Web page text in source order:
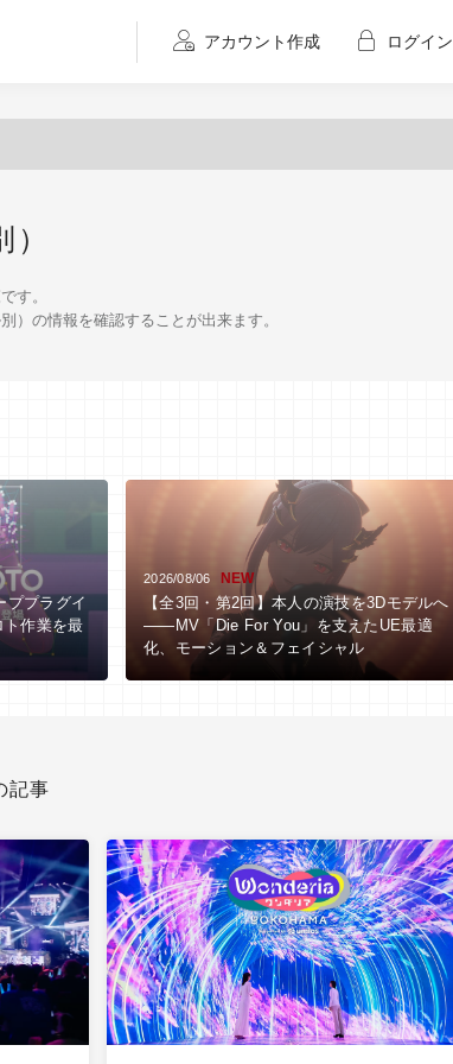
アカウント作成 ログイン
す。
）の情報を確認することが出来ます。
ププラグイ
作業を最
2026/08/06 NEW
【全3回・第2回】本人の演技を3Dモデルへ
――MV「Die For You」を支えたUE最適
化、モーション＆フェイシャル
記事